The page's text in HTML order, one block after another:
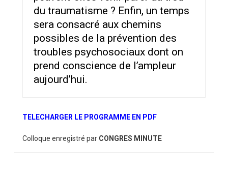
du traumatisme ? Enfin, un temps
sera consacré aux chemins
possibles de la prévention des
troubles psychosociaux dont on
prend conscience de l’ampleur
aujourd’hui.
TELECHARGER LE PROGRAMME EN PDF
Colloque enregistré par CONGRES MINUTE